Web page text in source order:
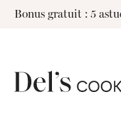
SkipBonus gratuit : 5